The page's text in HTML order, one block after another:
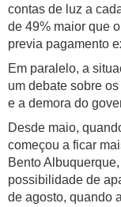
contas de luz a
de 49% maior que
previa pagamento
Em paralelo, a
um debate sobre
e a demora do
Desde maio,
começou a ficar
Bento
possibilidade de
de agosto, quando